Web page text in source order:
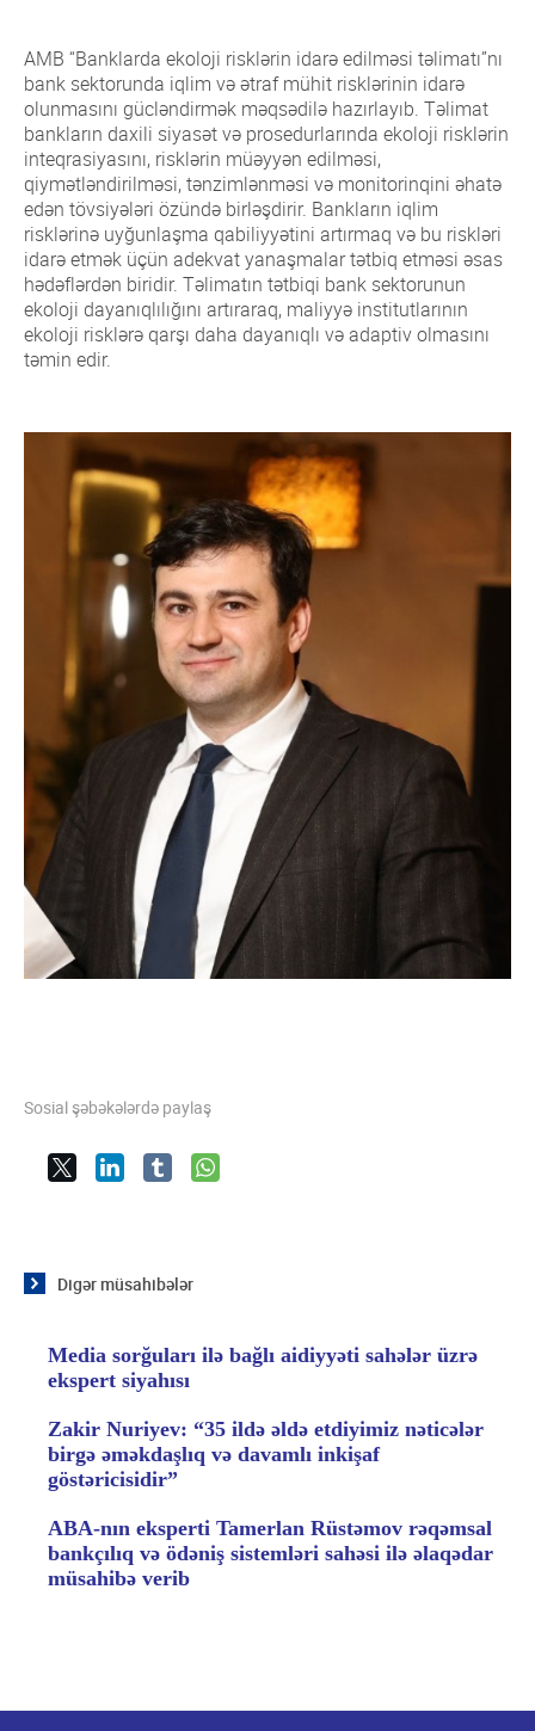
AMB “Banklarda ekoloji risklərin idarə edilməsi təlimatı”nı
bank sektorunda iqlim və ətraf mühit risklərinin idarə
olunmasını gücləndirmək məqsədilə hazırlayıb. Təlimat
bankların daxili siyasət və prosedurlarında ekoloji risklərin
inteqrasiyasını, risklərin müəyyən edilməsi,
qiymətləndirilməsi, tənzimlənməsi və monitorinqini əhatə
edən tövsiyələri özündə birləşdirir. Bankların iqlim
risklərinə uyğunlaşma qabiliyyətini artırmaq və bu riskləri
idarə etmək üçün adekvat yanaşmalar tətbiq etməsi əsas
hədəflərdən biridir. Təlimatın tətbiqi bank sektorunun
ekoloji dayanıqlılığını artıraraq, maliyyə institutlarının
ekoloji risklərə qarşı daha dayanıqlı və adaptiv olmasını
təmin edir.
Sosial şəbəkələrdə paylaş
Digər müsahibələr
Media sorğuları ilə bağlı aidiyyəti sahələr üzrə
ekspert siyahısı
Zakir Nuriyev: “35 ildə əldə etdiyimiz nəticələr
birgə əməkdaşlıq və davamlı inkişaf
göstəricisidir”
ABA-nın eksperti Tamerlan Rüstəmov rəqəmsal
bankçılıq və ödəniş sistemləri sahəsi ilə əlaqədar
müsahibə verib